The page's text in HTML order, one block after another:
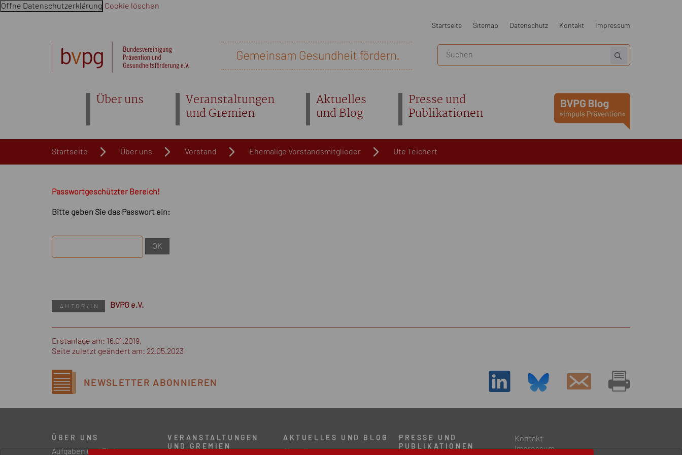
Öffne Datenschutzerklärung Cookie löschen
Startseite Sitemap Datenschutz Kontakt Impressum
Über uns
Veranstaltungen
und Gremien
Aktuelles
und Blog
Presse und
Publikationen
Startseite Über uns Vorstand Ehemalige Vorstandsmitglieder Ute Teichert
Passwortgeschützter Bereich!
Bitte geben Sie das Passwort ein:
AUTOR/IN BVPG e.V.
Erstanlage am: 16.01.2019,
Seite zuletzt geändert am: 22.05.2023
NEWSLETTER ABONNIEREN
ÜBER UNS
Aufgaben und Ziele
VERANSTALTUNGEN
UND GREMIEN
AKTUELLES UND BLOG
Aktuelles
PRESSE UND
PUBLIKATIONEN
Kontakt
Impressum